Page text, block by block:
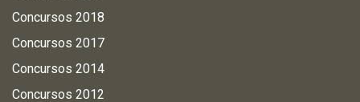
Concursos 2018
Concursos 2017
Concursos 2014
Concursos 2012